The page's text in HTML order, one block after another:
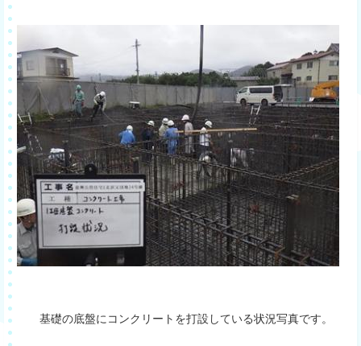
基礎の底盤にコンクリートを打設している状況写真です。